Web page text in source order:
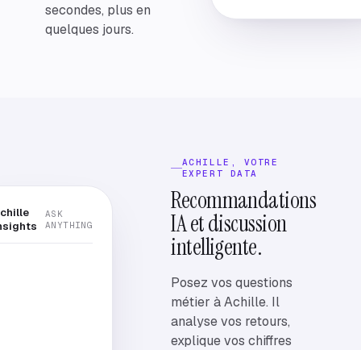
secondes, plus en
quelques jours.
ACHILLE, VOTRE
EXPERT DATA
Recommandations
IA et discussion
intelligente.
Posez vos questions
métier à Achille. Il
analyse vos retours,
explique vos chiffres
ASK
ANYTHING